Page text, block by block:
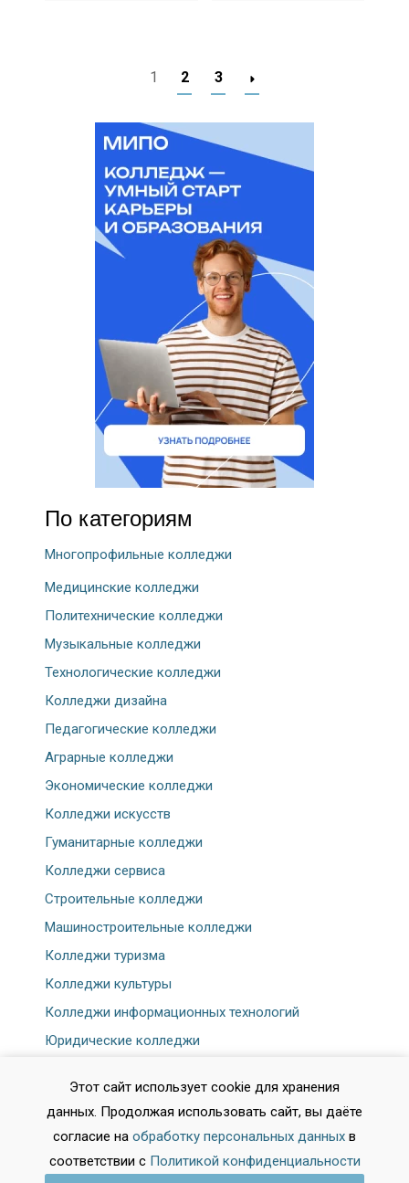
1 2 3
По категориям
Многопрофильные колледжи
Медицинские колледжи
Политехнические колледжи
Музыкальные колледжи
Технологические колледжи
Колледжи дизайна
Педагогические колледжи
Аграрные колледжи
Экономические колледжи
Колледжи искусств
Гуманитарные колледжи
Колледжи сервиса
Строительные колледжи
Машиностроительные колледжи
Колледжи туризма
Колледжи культуры
Колледжи информационных технологий
Юридические колледжи
Физкультурные колледжи
Этот сайт использует cookie для хранения
данных. Продолжая использовать сайт, вы даёте
согласие на обработку персональных данных в
соответствии с Политикой конфиденциальности